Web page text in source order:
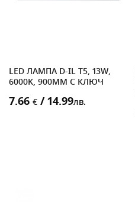
LED ЛАМПА D-IL T5, 13W,
6000K, 900MM С КЛЮЧ
7.66 € / 14.99лв.